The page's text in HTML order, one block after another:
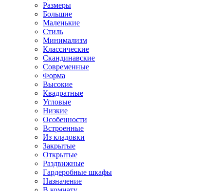
Размеры
Большие
Маленькие
Стиль
Минимализм
Классические
Скандинавские
Современные
Форма
Высокие
Квадратные
Угловые
Низкие
Особенности
Встроенные
Из кладовки
Закрытые
Открытые
Раздвижные
Гардеробные шкафы
Назначение